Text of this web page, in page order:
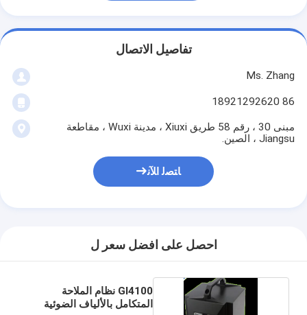
تفاصيل الاتصال
Ms. Zhang
86 18921292620
مبنى 30 ، رقم 58 طريق Xiuxi ، مدينة Wuxi ، مقاطعة
Jiangsu ، الصين.
ﺎﺘﺼﻟ ﺍﻶﻧ
احصل على افضل سعر ل
GI4100 نظام الملاحة
المتكامل بالألياف الضوئية